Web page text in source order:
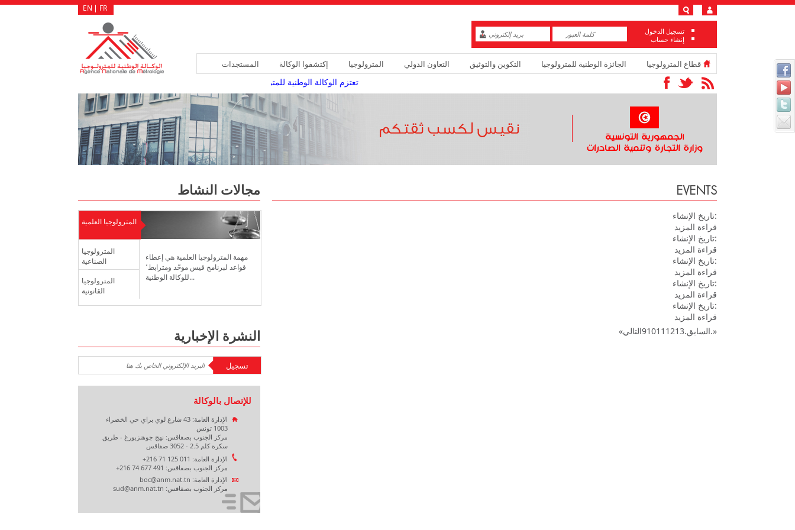
EN FR
تسجيل الدخول
إنشاء حساب
قطاع المترولوجيا الجائزة الوطنية للمترولوجيا التكوين والتوثيق التعاون الدولي المترولوجيا إكتشفوا الوكالة المستجدات
تعتزم الوكالة الوطنية للمترولوجيا سد الشغورات المسجلة بهياكلها، عن طريق النقلة أو الإلحاق وفق بيانات،
مجالات النشاط
المترولوجيا العلمية
المترولوجيا
الصناعية
المترولوجيا
القانونية
مهمة المترولوجيا العلمية هي إعطاء
قواعد لبرنامج قيس موحّد ومترابط٬
للوكالة الوطنية...
النشرة الإخبارية
للإتصال بالوكالة
الإدارة العامة: 43 شارع لوي براي حي الخضراء
1003 تونس
مركز الجنوب بصفاقس: نهج جوهنزبورغ - طريق
سكرة كلم 2.5 - 3052 صفاقس
الإدارة العامة: 011 125 71 216+
مركز الجنوب بصفاقس: 491 677 74 216+
الإدارة العامة: boc@anm.nat.tn
مركز الجنوب بصفاقس: sud@anm.nat.tn
EVENTS
تاريخ الإنشاء:
قراءة المزيد
تاريخ الإنشاء:
قراءة المزيد
تاريخ الإنشاء:
قراءة المزيد
تاريخ الإنشاء:
قراءة المزيد
تاريخ الإنشاء:
قراءة المزيد
«
السابق. 91011 1213 التالي.»